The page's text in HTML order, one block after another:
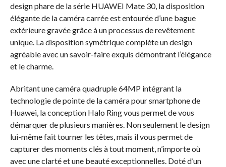
design phare de la série HUAWEI Mate 30, la disposition
élégante de la caméra carrée est entourée d’une bague
extérieure gravée grâce à un processus de revêtement
unique. La disposition symétrique complète un design
agréable avec un savoir-faire exquis démontrant l’élégance
et le charme.
Abritant une caméra quadruple 64MP intégrant la
technologie de pointe de la caméra pour smartphone de
Huawei, la conception Halo Ring vous permet de vous
démarquer de plusieurs manières. Non seulement le design
lui-même fait tourner les têtes, mais il vous permet de
capturer des moments clés à tout moment, n’importe où
avec une clarté et une beauté exceptionnelles. Doté d’un